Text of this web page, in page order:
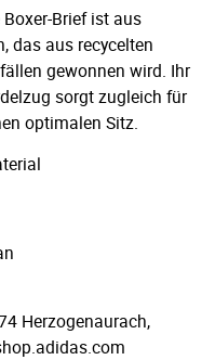
Brief ist aus
das aus recycelten
gewonnen wird. Ihr
sorgt zugleich für
optimalen Sitz.
Herzogenaurach,